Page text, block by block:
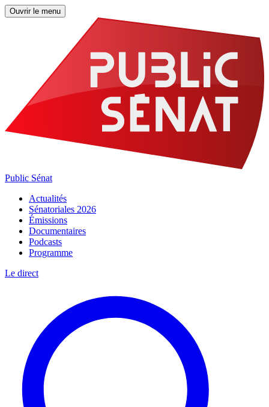
Ouvrir le menu
Public Sénat
Actualités
Sénatoriales 2026
Émissions
Documentaires
Podcasts
Programme
Le direct